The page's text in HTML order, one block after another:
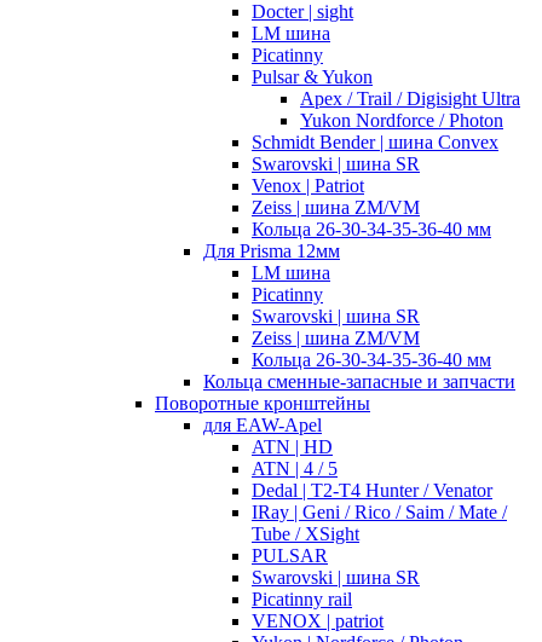
Docter | sight
LM шина
Picatinny
Pulsar & Yukon
Apex / Trail / Digisight Ultra
Yukon Nordforce / Photon
Schmidt Bender | шина Convex
Swarovski | шина SR
Venox | Patriot
Zeiss | шина ZM/VM
Кольца 26-30-34-35-36-40 мм
Для Prisma 12мм
LM шина
Picatinny
Swarovski | шина SR
Zeiss | шина ZM/VM
Кольца 26-30-34-35-36-40 мм
Кольца сменные-запасные и запчасти
Поворотные кронштейны
для EAW-Apel
ATN | HD
ATN | 4 / 5
Dedal | T2-T4 Hunter / Venator
IRay | Geni / Rico / Saim / Mate /
Tube / XSight
PULSAR
Swarovski | шина SR
Picatinny rail
VENOX | patriot